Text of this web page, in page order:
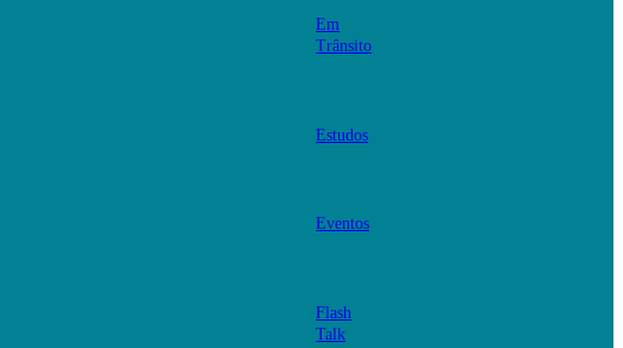
Em
Trânsito
Estudos
Eventos
Flash
Talk